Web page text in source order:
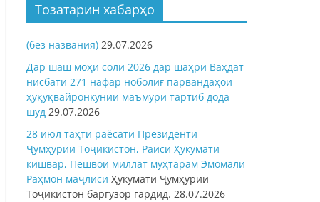
Тозатарин хабарҳо
(без названия) 29.07.2026
Дар шаш моҳи соли 2026 дар шаҳри Ваҳдат
нисбати 271 нафар ноболиғ парвандаҳои
ҳуқуқвайронкунии маъмурӣ тартиб дода
шуд 29.07.2026
28 июл таҳти раёсати Президенти
Ҷумҳурии Тоҷикистон, Раиси Ҳукумати
кишвар, Пешвои миллат муҳтарам Эмомалӣ
Раҳмон маҷлиси Ҳукумати Ҷумҳурии
Тоҷикистон баргузор гардид. 28.07.2026